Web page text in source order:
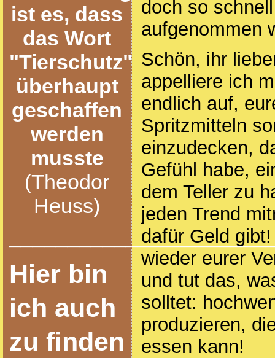
ist es, dass
das Wort
"Tierschutz"
überhaupt
geschaffen
werden
musste
(Theodor
Heuss)
Hier bin
ich auch
zu finden
doch so
aufgenommen
Schön, ihr
appelliere ich
endlich auf,
Spritzmitteln
einzudecken,
Gefühl habe,
dem Teller zu
jeden Trend
dafür Geld
wieder eurer
und tut das,
solltet:
produzieren,
essen kann!